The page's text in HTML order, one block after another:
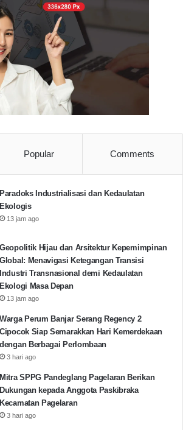
Pariwisata dan LH; SAMPAH
Kota Serang;
Teknologi; SAYOORNARA; Rizky
Kota Serang;
DEWI HUKUM DI BUMI
Farhani; Kota Tangsel;
dan Sosbud; RUMAH PRESTASI;
Pemuda Pelopor Kemenpora
Copy URL
Popular Comments
Paradoks Industrialisasi dan Kedaulatan
Ekologis
13 jam ago
Geopolitik Hijau dan Arsitektur Kepemimpinan
Global: Menavigasi Ketegangan Transisi
Industri Transnasional demi Kedaulatan
Ekologi Masa Depan
13 jam ago
Warga Perum Banjar Serang Regency 2
Cipocok Siap Semarakkan Hari Kemerdekaan
dengan Berbagai Perlombaan
3 hari ago
Mitra SPPG Pandeglang Pagelaran Berikan
Dukungan kepada Anggota Paskibraka
Kecamatan Pagelaran
3 hari ago